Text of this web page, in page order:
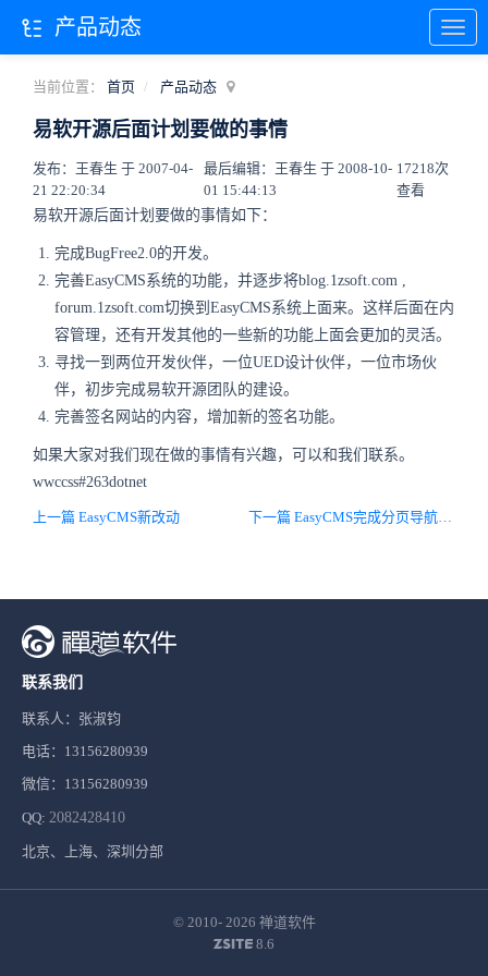
当前位置： 首页 产品动态
易软开源后面计划要做的事情
发布：王春生 于 2007-04-
21 22:20:34
最后编辑：王春生 于 2008-10-
01 15:44:13
17218次
查看
易软开源后面计划要做的事情如下：
完成BugFree2.0的开发。
完善EasyCMS系统的功能，并逐步将blog.1zsoft.com ,
forum.1zsoft.com切换到EasyCMS系统上面来。这样后面在内
容管理，还有开发其他的一些新的功能上面会更加的灵活。
寻找一到两位开发伙伴，一位UED设计伙伴，一位市场伙
伴，初步完成易软开源团队的建设。
完善签名网站的内容，增加新的签名功能。
如果大家对我们现在做的事情有兴趣，可以和我们联系。
wwccss#263dotnet
上一篇 EasyCMS新改动 下一篇 EasyCMS完成分页导航功能
产品动态
联系我们
联系人：张淑钧
电话：13156280939
微信：13156280939
QQ: 2082428410
北京、上海、深圳分部
© 2010- 2026 禅道软件
8.6